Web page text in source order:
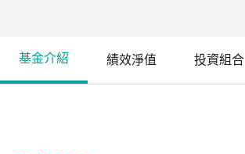
基金介紹 績效淨值 投資組合